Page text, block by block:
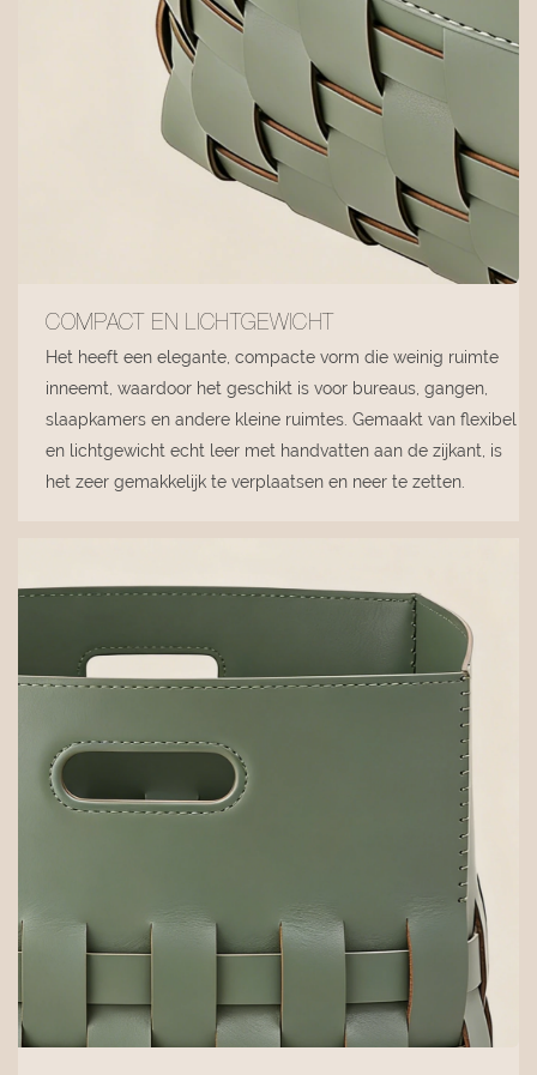
COMPACT EN LICHTGEWICHT
Het heeft een elegante, compacte vorm die weinig ruimte
inneemt, waardoor het geschikt is voor bureaus, gangen,
slaapkamers en andere kleine ruimtes. Gemaakt van flexibel
en lichtgewicht echt leer met handvatten aan de zijkant, is
het zeer gemakkelijk te verplaatsen en neer te zetten.